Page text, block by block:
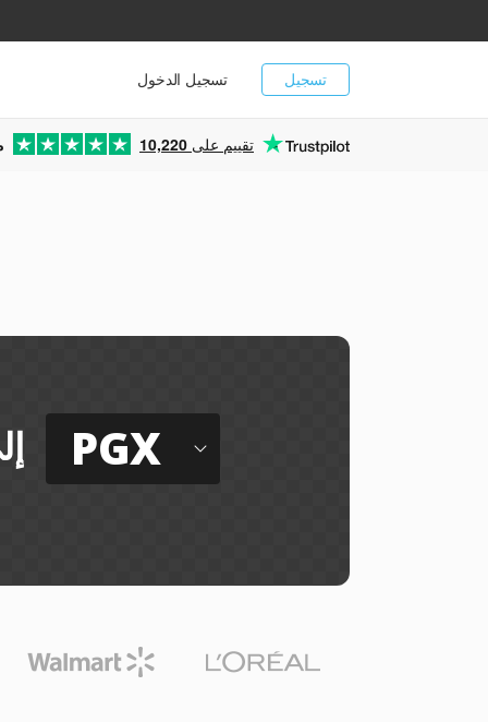
تسجيل تسجيل الدخول
10,220 تقييم على
PGX